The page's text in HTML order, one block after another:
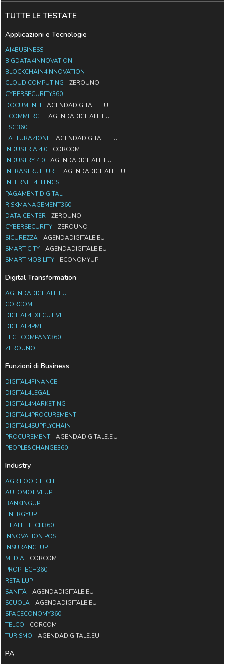
TUTTE LE TESTATE
Applicazioni e Tecnologie
AI4BUSINESS
BIGDATA4INNOVATION
BLOCKCHAIN4INNOVATION
CLOUD COMPUTING
ZEROUNO
CYBERSECURITY360
DOCUMENTI
AGENDADIGITALE.EU
ECOMMERCE
AGENDADIGITALE.EU
ESG360
FATTURAZIONE
AGENDADIGITALE.EU
INDUSTRIA 4.0
CORCOM
INDUSTRY 4.0
AGENDADIGITALE.EU
INFRASTRUTTURE
AGENDADIGITALE.EU
INTERNET4THINGS
PAGAMENTIDIGITALI
RISKMANAGEMENT360
DATA CENTER
ZEROUNO
CYBERSECURITY
ZEROUNO
SICUREZZA
AGENDADIGITALE.EU
SMART CITY
AGENDADIGITALE.EU
SMART MOBILITY
ECONOMYUP
Digital Transformation
AGENDADIGITALE.EU
CORCOM
DIGITAL4EXECUTIVE
DIGITAL4PMI
TECHCOMPANY360
ZEROUNO
Funzioni di Business
DIGITAL4FINANCE
DIGITAL4LEGAL
DIGITAL4MARKETING
DIGITAL4PROCUREMENT
DIGITAL4SUPPLYCHAIN
PROCUREMENT
AGENDADIGITALE.EU
PEOPLE&CHANGE360
Industry
AGRIFOOD.TECH
AUTOMOTIVEUP
BANKINGUP
ENERGYUP
HEALTHTECH360
INNOVATION POST
INSURANCEUP
MEDIA
CORCOM
PROPTECH360
RETAILUP
SANITÀ
AGENDADIGITALE.EU
SCUOLA
AGENDADIGITALE.EU
SPACECONOMY360
TELCO
CORCOM
TURISMO
AGENDADIGITALE.EU
PA